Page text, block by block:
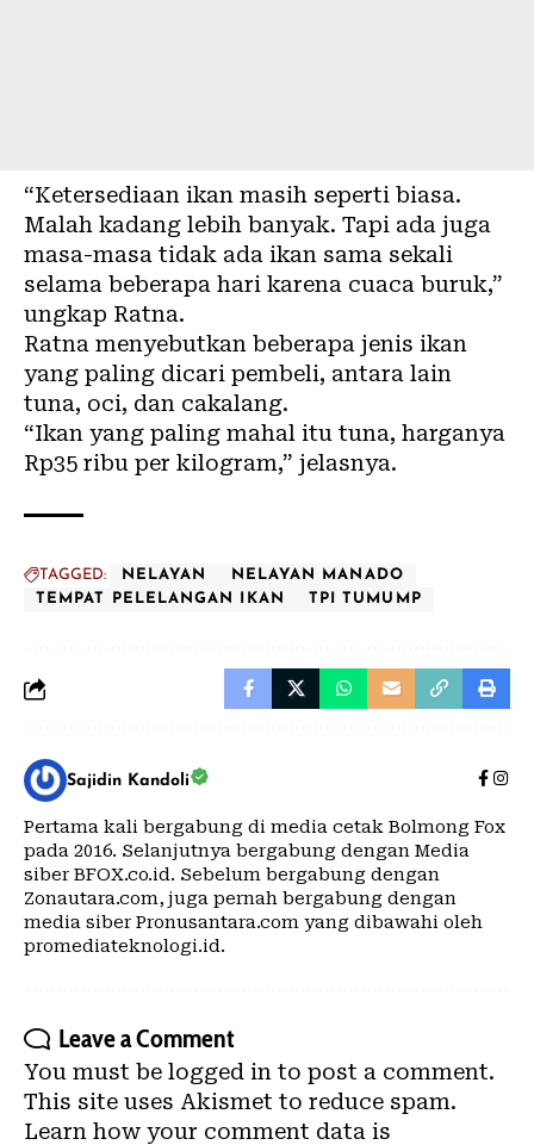
“Ketersediaan ikan masih seperti biasa.
Malah kadang lebih banyak. Tapi ada juga
masa-masa tidak ada ikan sama sekali
selama beberapa hari karena cuaca buruk,”
ungkap Ratna.
Ratna menyebutkan beberapa jenis ikan
yang paling dicari pembeli, antara lain
tuna, oci, dan cakalang.
“Ikan yang paling mahal itu tuna, harganya
Rp35 ribu per kilogram,” jelasnya.
TAGGED: NELAYAN
NELAYAN MANADO
TEMPAT PELELANGAN IKAN
TPI TUMUMP
Sajidin Kandoli
Pertama kali bergabung di media cetak Bolmong Fox
pada 2016. Selanjutnya bergabung dengan Media
siber BFOX.co.id. Sebelum bergabung dengan
Zonautara.com, juga pernah bergabung dengan
media siber Pronusantara.com yang dibawahi oleh
promediateknologi.id.
Leave a Comment
You must be logged in to post a comment.
This site uses Akismet to reduce spam.
Learn how your comment data is